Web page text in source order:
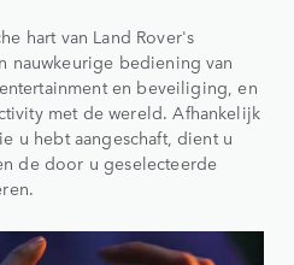
hart van Land Rover's
nauwkeurige bediening van
en beveiliging, en
met de wereld. Afhankelijk
u hebt aangeschaft, dient u
de door u geselecteerde